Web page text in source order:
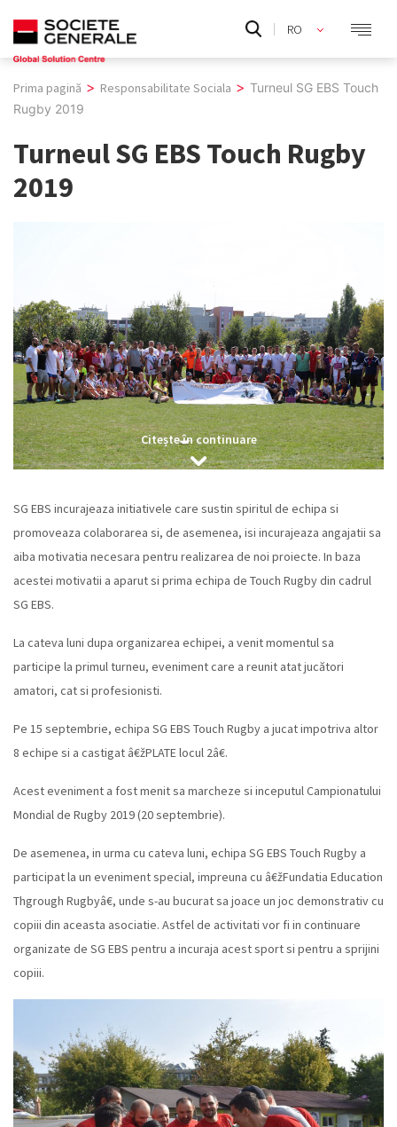
content
RO
Prima pagină > Responsabilitate Sociala > Turneul SG EBS Touch
Rugby 2019
Turneul SG EBS Touch Rugby
2019
Citește în continuare
SG EBS incurajeaza initiativele care sustin spiritul de echipa si
promoveaza colaborarea si, de asemenea, isi incurajeaza angajatii sa
aiba motivatia necesara pentru realizarea de noi proiecte. In baza
acestei motivatii a aparut si prima echipa de Touch Rugby din cadrul
SG EBS.
La cateva luni dupa organizarea echipei, a venit momentul sa
participe la primul turneu, eveniment care a reunit atat jucători
amatori, cat si profesionisti.
Pe 15 septembrie, echipa SG EBS Touch Rugby a jucat impotriva altor
8 echipe si a castigat â€žPLATE locul 2â€.
Acest eveniment a fost menit sa marcheze si inceputul Campionatului
Mondial de Rugby 2019 (20 septembrie).
De asemenea, in urma cu cateva luni, echipa SG EBS Touch Rugby a
participat la un eveniment special, impreuna cu â€žFundatia Education
Thgrough Rugbyâ€, unde s-au bucurat sa joace un joc demonstrativ cu
copiii din aceasta asociatie. Astfel de activitati vor fi in continuare
organizate de SG EBS pentru a incuraja acest sport si pentru a sprijini
copiii.